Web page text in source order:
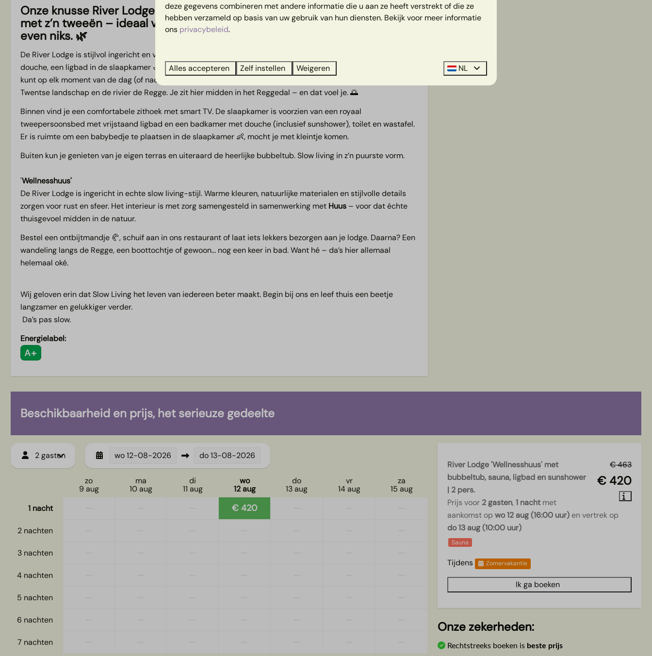
Huisdieren
Huisdiervrij
Algemeen
Airco
Voorkeurslocatie
Kids
Onze knusse River Lodge Wellness is dé plek voor een wellness escape
met z’n tweeën – ideaal voor een mini-break, een babymoon of gewoon
even niks. 🌿
De River Lodge is stijlvol ingericht en van alle gemakken voorzien: een privé sauna 🧖, een sunshower in de
douche, een ligbad in de slaapkamer 🛁 én een bubbeltub buiten. Die hottub is altijd warm én bubbelt, dus je
kunt op elk moment van de dag (of nacht) ontspannen. Vanuit het huisje heb je prachtig uitzicht over het
Twentse landschap en de rivier de Regge. Je zit hier midden in het Reggedal – en dat voel je. 🌅
Binnen vind je een comfortabele zithoek met smart TV. De slaapkamer is voorzien van een royaal
tweepersoonsbed met vrijstaand ligbad en een badkamer met douche (inclusief sunshower), toilet en wastafel.
Er is ruimte om een babybedje te plaatsen in de slaapkamer 👶, mocht je met kleintje komen.
Buiten kun je genieten van je eigen terras en uiteraard de heerlijke bubbeltub. Slow living in z’n puurste vorm.
'Wellnesshuus'
De River Lodge is ingericht in echte slow living-stijl. Warme kleuren, natuurlijke materialen en stijlvolle details
zorgen voor rust en sfeer. Het interieur is met zorg samengesteld in samenwerking met Huus – voor dat échte
thuisgevoel midden in de natuur.
Bestel een ontbijtmandje 🥐, schuif aan in ons restaurant of laat iets lekkers bezorgen aan je lodge. Daarna? Een
wandeling langs de Regge, een boottochtje of gewoon... nog een keer in bad. Want hé – da’s hier allemaal
helemaal oké.
Wij geloven erin dat Slow Living het leven van iedereen beter maakt. Begin bij ons en leef thuis een beetje
langzamer en gelukkiger verder.
Da’s pas slow.
Energielabel:
Beschikbaarheid en prijs, het serieuze gedeelte
2 gasten wo12-08-2026 do13-08-2026
zo
9 aug
ma
10 aug
di
11 aug
wo
12 aug
do
13 aug
vr
14 aug
za
15 aug
1 nacht
€ 420
2 nachten
3 nachten
4 nachten
5 nachten
6 nachten
7 nachten
€ 463
€ 420
River Lodge 'Wellnesshuus' met
bubbeltub, sauna, ligbad en sunshower
| 2 pers.
Prijs voor 2 gasten, 1 nachtmet
aankomst op wo 12 aug (16:00 uur) en vertrek op
do 13 aug (10:00 uur)
Sauna
Tijdens Zomervakantie
Ik ga boeken
Onze zekerheden:
Rechtstreeks boeken is beste prijs
deze gegevens combineren met andere informatie die u aan ze heeft verstrekt of die ze
hebben verzameld op basis van uw gebruik van hun diensten. Bekijk voor meer informatie
ons privacybeleid.
Alles accepteren Zelf instellen Weigeren NL